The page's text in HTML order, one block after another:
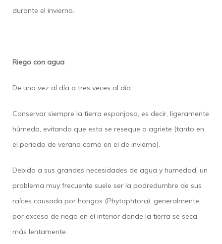
durante el invierno.
Riego con agua
De una vez al día a tres veces al día.
Conservar siempre la tierra esponjosa, es decir, ligeramente
húmeda, evitando que esta se reseque o agriete (tanto en
el periodo de verano como en el de invierno).
Debido a sus grandes necesidades de agua y humedad, un
problema muy frecuente suele ser la podredumbre de sus
raíces causada por hongos (Phytophtora), generalmente
por exceso de riego en el interior donde la tierra se seca
más lentamente.